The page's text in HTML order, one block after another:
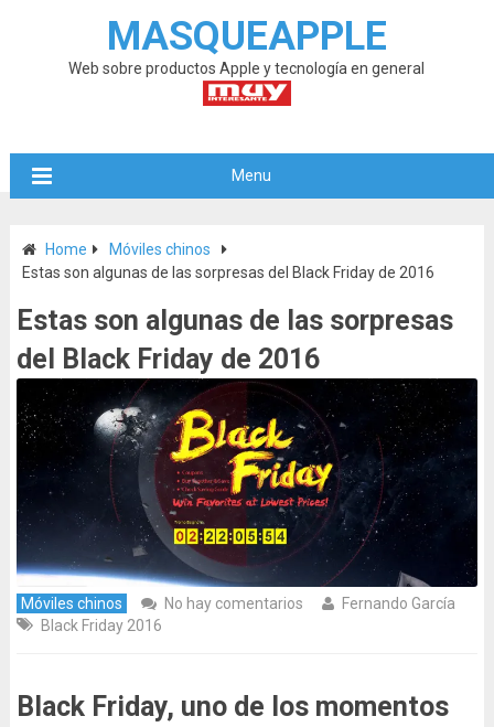
MASQUEAPPLE
Web sobre productos Apple y tecnología en general
Menu
Home
Móviles chinos
Estas son algunas de las sorpresas del Black Friday de 2016
Estas son algunas de las sorpresas
del Black Friday de 2016
Móviles chinos No hay comentarios
Fernando García
Black Friday 2016
Black Friday, uno de los momentos